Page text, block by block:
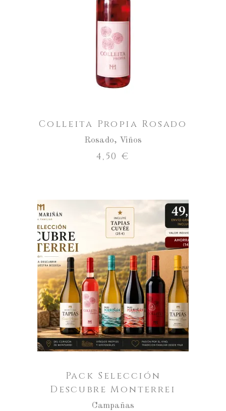
Aumentar
a
cantidade
de
Colleita
Propia
Rosado
ENGADIR AO CARRO
Colleita Propia Rosado
Rosado, Viños
4,50 €
Aumentar
a
cantidade
de
Pack
Selección
Descubre
Monterrei
ENGADIR AO CARRO
Pack Selección
Descubre Monterrei
Campañas